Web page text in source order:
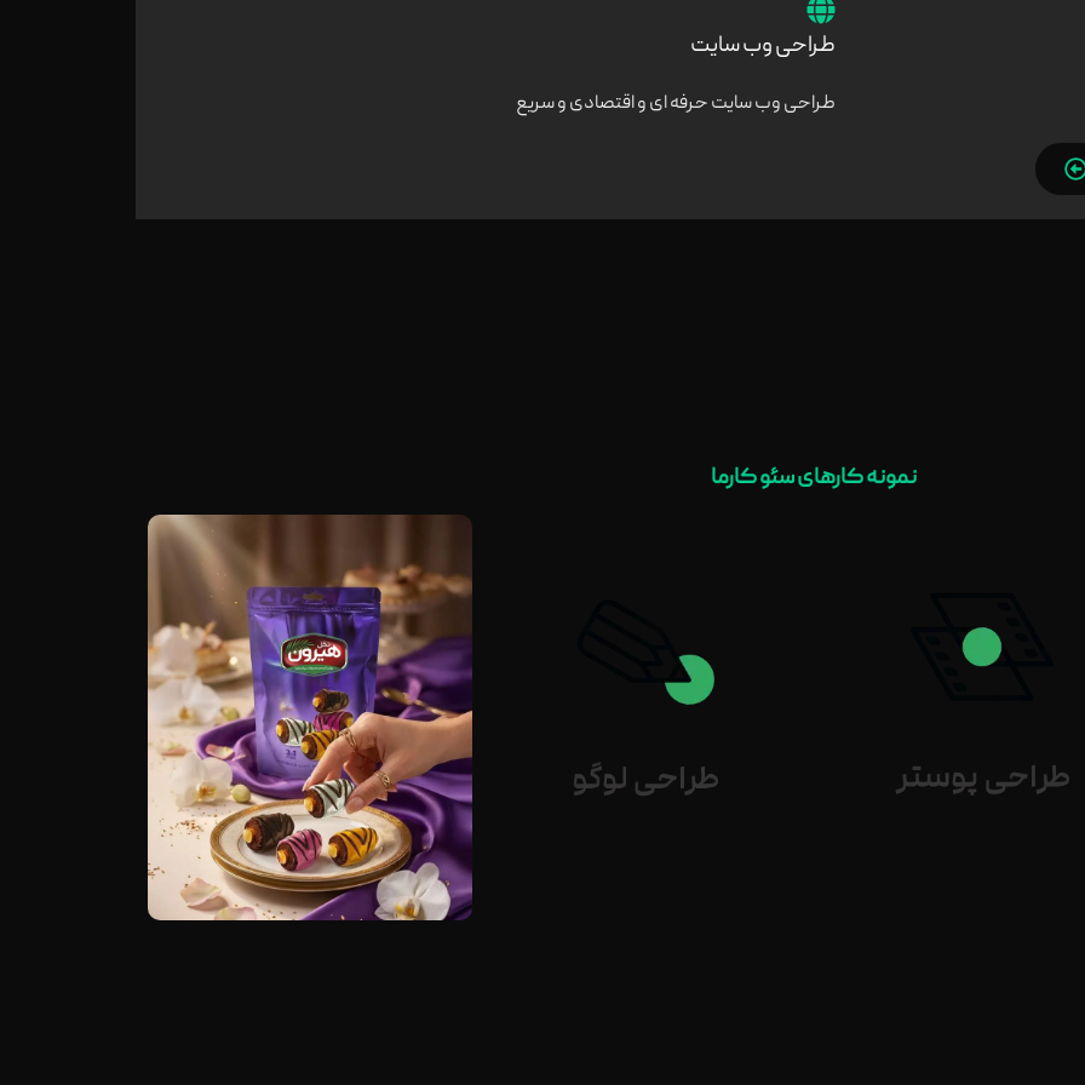
طراحی وب سایت
طراحی وب سایت حرفه ای و اقتصادی و سریع
نمونه کارهای سئو کارما